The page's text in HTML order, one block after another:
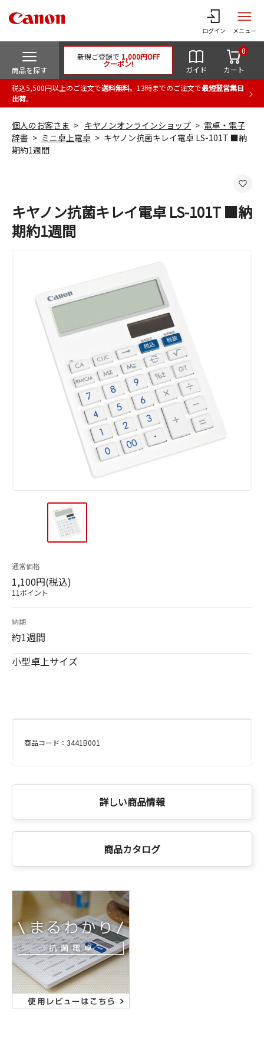
ログイン メニュー
商品を探す
新規ご登録で 1,000円OFF
クーポン!
ガイド カート
0
税込5,500円以上のご注文で送料無料。13時までのご注文で最短翌営業日
出荷。
個人のお客さま キヤノンオンラインショップ
電卓・電子
辞書
ミニ卓上電卓
キヤノン抗菌キレイ電卓 LS-101T ■納
期約1週間
キヤノン抗菌キレイ電卓 LS-101T ■納
期約1週間
通常価格
1,100円(税込)
11ポイント
納期
約1週間
小型卓上サイズ
商品コード：3441B001
詳しい商品情報
商品カタログ